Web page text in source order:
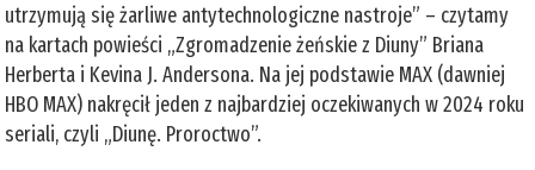
utrzymują się żarliwe antytechnologiczne nastroje” – czytamy
na kartach powieści „Zgromadzenie żeńskie z Diuny” Briana
Herberta i Kevina J. Andersona. Na jej podstawie MAX (dawniej
HBO MAX) nakręcił jeden z najbardziej oczekiwanych w 2024 roku
seriali, czyli „Diunę. Proroctwo”.